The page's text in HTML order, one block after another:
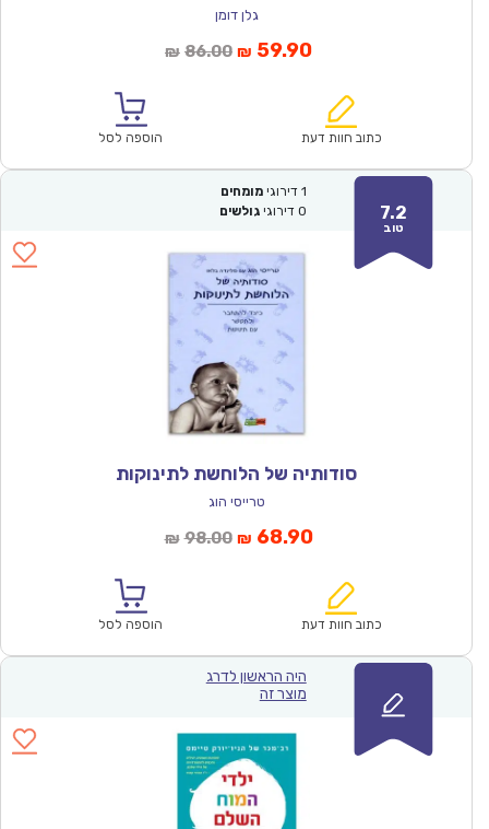
גלן דומן
₪ 86.00המחיר
₪86.00.
₪ 59.90המחיר
הוא:
כתוב חוות דעת הוספה לסל
7.2
טוב
1 דירוגי מומחים
0 דירוגי גולשים
סודותיה של הלוחשת לתינוקות
טרייסי הוג
₪ 98.00המחיר
₪98.00.
₪ 68.90המחיר
הוא:
כתוב חוות דעת הוספה לסל
היה הראשון לדרג
מוצר זה